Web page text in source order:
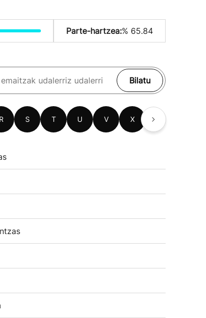
Parte-hartzea:% 65.84
Bilatu
R S T U V X